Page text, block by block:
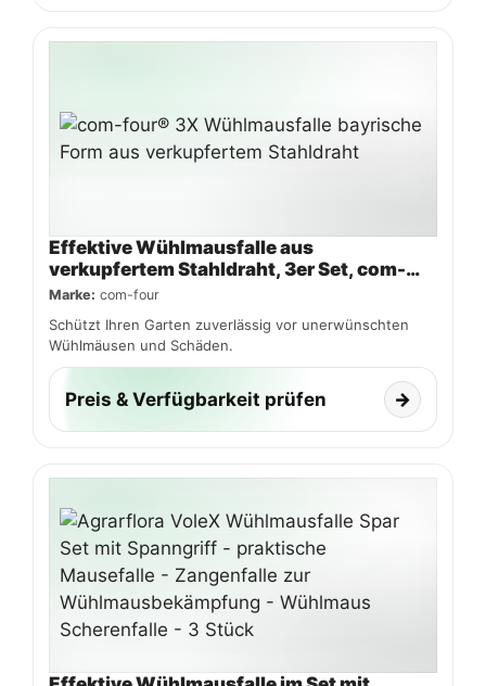
Effektive Wühlmausfalle aus
verkupfertem Stahldraht, 3er Set, com-
four®
Marke: com-four
Schützt Ihren Garten zuverlässig vor unerwünschten
Wühlmäusen und Schäden.
Preis & Verfügbarkeit prüfen →